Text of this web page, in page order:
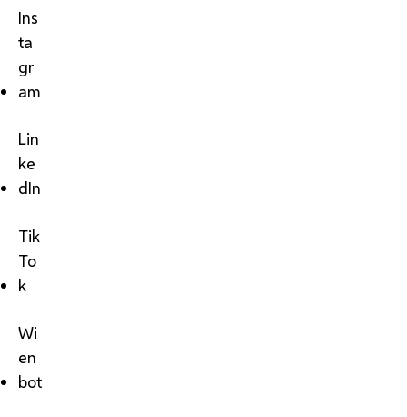
Ins
ta
gr
am
Lin
ke
dIn
Tik
To
k
Wi
en
bot